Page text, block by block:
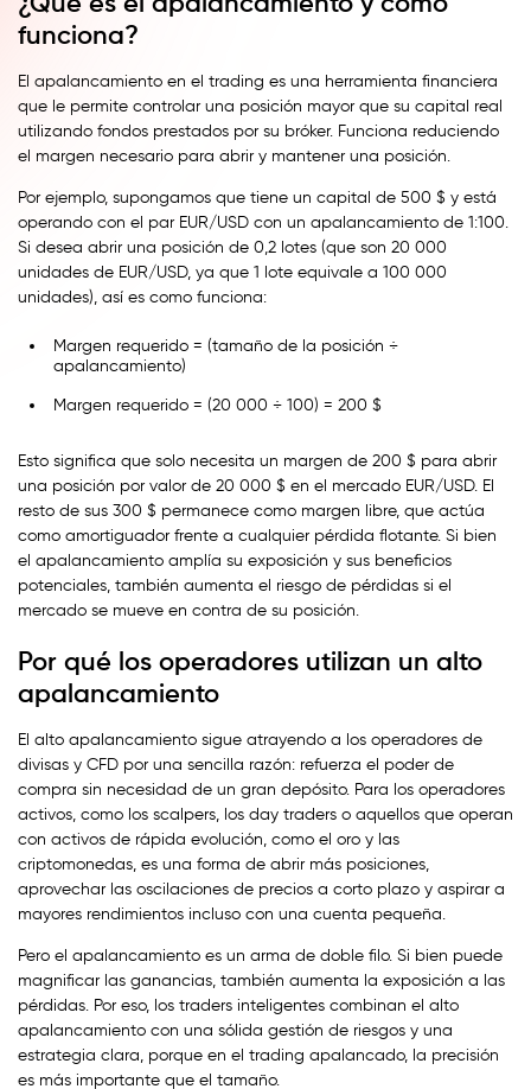
funciona?
El apalancamiento en el trading es una herramienta financiera
que le permite controlar una posición mayor que su capital real
utilizando fondos prestados por su bróker. Funciona reduciendo
el margen necesario para abrir y mantener una posición.
Por ejemplo, supongamos que tiene un capital de 500 $ y está
operando con el par EUR/USD con un apalancamiento de 1:100.
Si desea abrir una posición de 0,2 lotes (que son 20 000
unidades de EUR/USD, ya que 1 lote equivale a 100 000
unidades), así es como funciona:
Margen requerido = (tamaño de la posición ÷
apalancamiento)
Margen requerido = (20 000 ÷ 100) = 200 $
Esto significa que solo necesita un margen de 200 $ para abrir
una posición por valor de 20 000 $ en el mercado EUR/USD. El
resto de sus 300 $ permanece como margen libre, que actúa
como amortiguador frente a cualquier pérdida flotante. Si bien
el apalancamiento amplía su exposición y sus beneficios
potenciales, también aumenta el riesgo de pérdidas si el
mercado se mueve en contra de su posición.
Por qué los operadores utilizan un alto
apalancamiento
El alto apalancamiento sigue atrayendo a los operadores de
divisas y CFD por una sencilla razón: refuerza el poder de
compra sin necesidad de un gran depósito. Para los operadores
activos, como los scalpers, los day traders o aquellos que operan
con activos de rápida evolución, como el oro y las
criptomonedas, es una forma de abrir más posiciones,
aprovechar las oscilaciones de precios a corto plazo y aspirar a
mayores rendimientos incluso con una cuenta pequeña.
Pero el apalancamiento es un arma de doble filo. Si bien puede
magnificar las ganancias, también aumenta la exposición a las
pérdidas. Por eso, los traders inteligentes combinan el alto
apalancamiento con una sólida gestión de riesgos y una
estrategia clara, porque en el trading apalancado, la precisión
es más importante que el tamaño.